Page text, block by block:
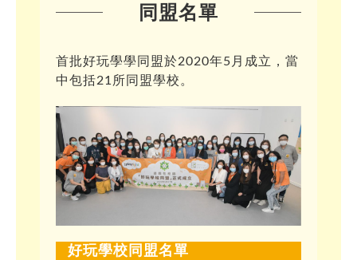
同盟名單
首批好玩學學同盟於2020年5月成立，當
中包括21所同盟學校。
好玩學校同盟名單